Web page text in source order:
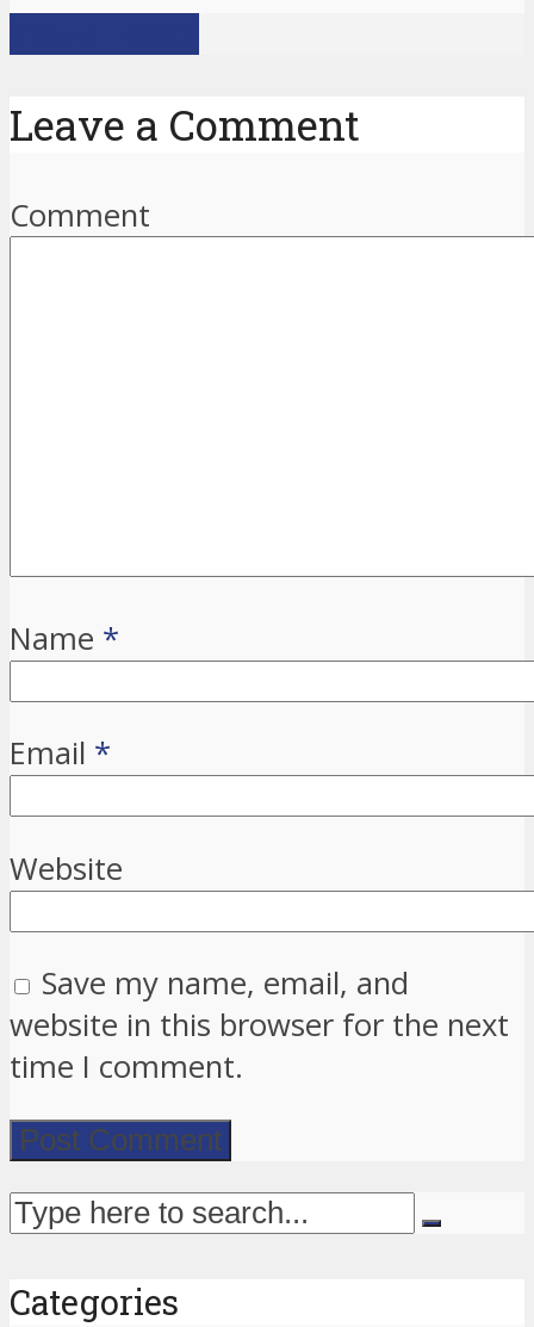
Leave a Comment
Comment
Name *
Email *
Website
Save my name, email, and
website in this browser for the next
time I comment.
Categories